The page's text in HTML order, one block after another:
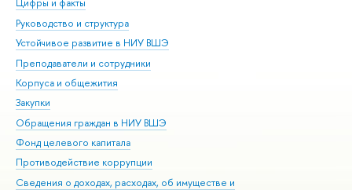
Цифры и факты
Руководство и структура
Устойчивое развитие в НИУ ВШЭ
Преподаватели и сотрудники
Корпуса и общежития
Закупки
Обращения граждан в НИУ ВШЭ
Фонд целевого капитала
Противодействие коррупции
Сведения о доходах, расходах, об имуществе и